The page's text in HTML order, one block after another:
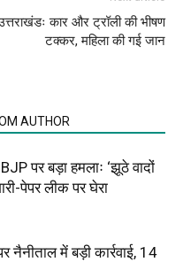
कार और ट्रॉली की भीषण
टक्कर, महिला की गई जान
AUTHOR
पर बड़ा हमलाः ‘झूठे वादों
पेपर लीक पर घेरा
में बड़ी कार्रवाई, 14